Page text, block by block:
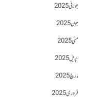
جولائی 2025
جون 2025
مئی 2025
اپریل 2025
مارچ 2025
فروری 2025